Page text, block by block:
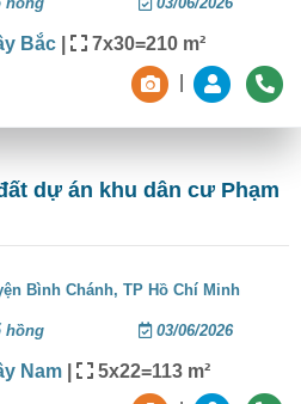
Bắc | 7x30=210 m²
dự án khu dân cư Phạm
Bình Chánh,TP Hồ Chí Minh
hồng 03/06/2026
Nam | 5x22=113 m²